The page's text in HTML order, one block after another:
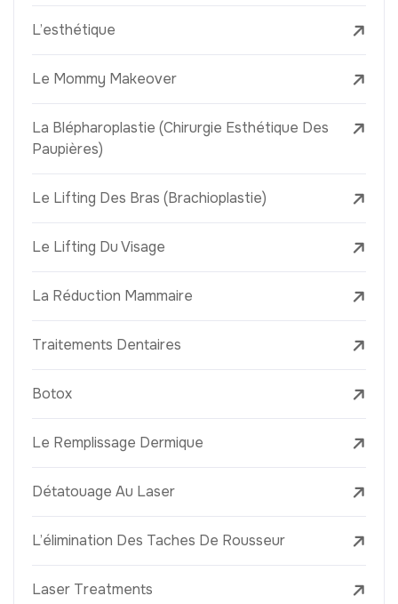
L’esthétique
Le Mommy Makeover
La Blépharoplastie (Chirurgie Esthétique Des
Paupières)
Le Lifting Des Bras (Brachioplastie)
Le Lifting Du Visage
La Réduction Mammaire
Traitements Dentaires
Botox
Le Remplissage Dermique
Détatouage Au Laser
L’élimination Des Taches De Rousseur
Laser Treatments